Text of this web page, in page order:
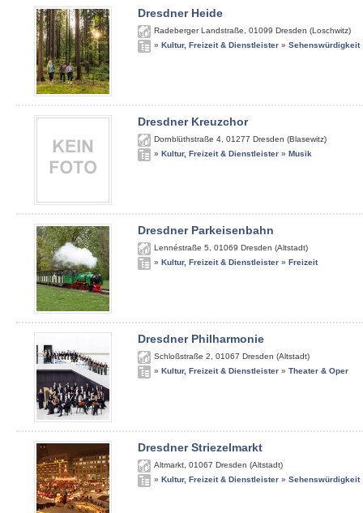
Dresdner Heide
Radeberger Landstraße 01099 Dresden (Loschwitz)
» Kultur, Freizeit & Dienstleister » Sehenswürdigkeit
Dresdner Kreuzchor
Dornblüthstraße 4 01277 Dresden (Blasewitz)
» Kultur, Freizeit & Dienstleister » Musik
Dresdner Parkeisenbahn
Lennéstraße 5 01069 Dresden (Altstadt)
» Kultur, Freizeit & Dienstleister » Freizeit
Dresdner Philharmonie
Schloßstraße 2 01067 Dresden (Altstadt)
» Kultur, Freizeit & Dienstleister » Theater & Oper
Dresdner Striezelmarkt
Altmarkt 01067 Dresden (Altstadt)
» Kultur, Freizeit & Dienstleister » Sehenswürdigkeit